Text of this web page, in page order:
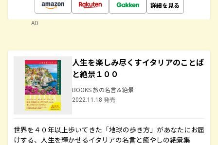
詳細を見る
AD
人生を楽しみ尽くすイタリアのことば
と絶景１００
BOOKS 旅の名言＆絶景
2022.11.18 発売
世界を４０年以上歩いてきた「地球の歩き方」があなたにお届
けする、人生を輝かせるイタリアの名言と癒やしの絶景集